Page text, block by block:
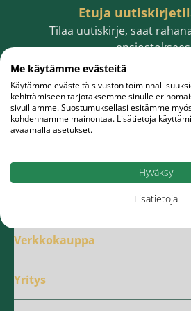
Etuja
Tilaa uutiskirje, saat
Tilaa
Verkkokauppa
Yritys
Me käytämme evästeitä
Käytämme evästeitä sivuston
kehittämiseen tarjotaksemme sinulle
sivuillamme. Suostumuksellasi esitämme
kohdennamme mainontaa. Lisätietoja
avaamalla asetukset.
Hyväksy
Lisätietoja